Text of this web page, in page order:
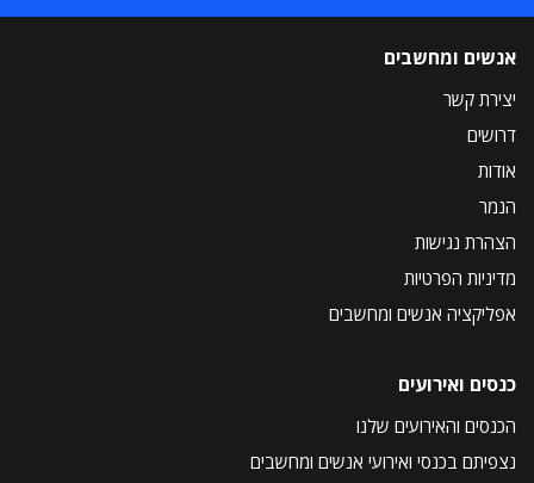
אנשים ומחשבים
יצירת קשר
דרושים
אודות
הנמר
הצהרת נגישות
מדיניות הפרטיות
אפליקציה אנשים ומחשבים
כנסים ואירועים
הכנסים והאירועים שלנו
נצפיתם בכנסי ואירועי אנשים ומחשבים